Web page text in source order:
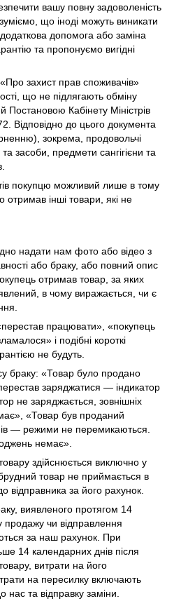
вашу повну задоволеність
що іноді можуть виникати
допомога або заміна
та пропонуємо вигідні
захист прав споживачів»
що не підлягають обміну
Кабінету Міністрів
Відповідно до цього документа
зокрема, продовольчі
засоби, предмети сангігієни та
покупцю можливий лише в тому
отримав інші товари, які не
надати нам фото або відео з
або браку, або повний опис
отримав товар, за яких
в чому виражається, чи є
працювати», «покупець
і подібні короткі
не будуть.
браку: «Товар було продано
заряджатися — індикатор
не заряджається, зовнішніх
«Товар був проданий
— режими не перемикаються.
немає».
здійснюється виключно у
товар не приймається в
відправника за його рахунок.
виявленого протягом 14
продажу чи відправлення
за наш рахунок. При
14 календарних днів після
витрати на його
на пересилку включають
нас та відправку заміни.